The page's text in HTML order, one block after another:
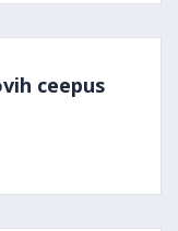
ceepus